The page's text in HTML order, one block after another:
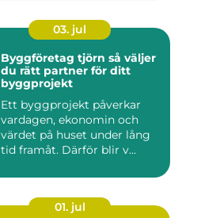
03. jul
Byggföretag tjörn så väljer
du rätt partner för ditt
byggprojekt
Ett byggprojekt påverkar
vardagen, ekonomin och
värdet på huset under lång
tid framåt. Därför blir v...
01. jul